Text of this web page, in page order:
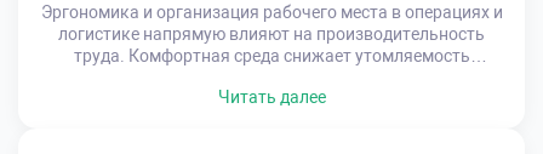
Эргономика и организация рабочего места в операциях и
логистике напрямую влияют на производительность
труда. Комфортная среда снижает утомляемость
процессов зависит от удобства выполнения ежедневных
Читать далее